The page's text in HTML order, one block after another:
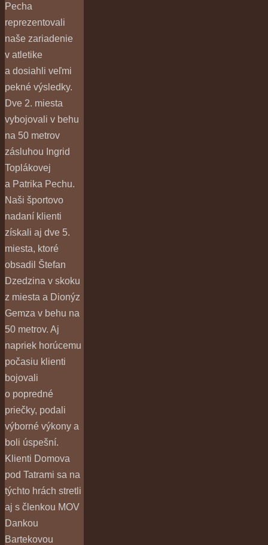
Pecha
reprezentovali
naše zariadenie
v atletike
a dosiahli veľmi
pekné výsledky.
Dve 2. miesta
vybojovali v behu
na 50 metrov
zásluhou Ingrid
Toplákovej
a Patrika Pechu.
Naši športovo
nadaní klienti
získali aj dve 5.
miesta, ktoré
obsadil Štefan
Dzedzina v skoku
z miesta a Dionýz
Gemza v behu na
50 metrov. Aj
napriek horúcemu
počasiu klienti
bojovali
o popredné
priečky, podali
výborné výkony a
boli úspešní.
Klienti Domova
pod Tatrami sa na
týchto hrách stretli
aj s členkou MOV
Dankou
Bartekovou